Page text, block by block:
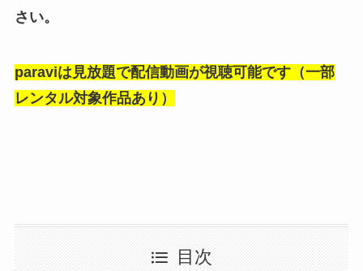
さい。
paraviは見放題で配信動画が視聴可能です（一部
レンタル対象作品あり）
目次